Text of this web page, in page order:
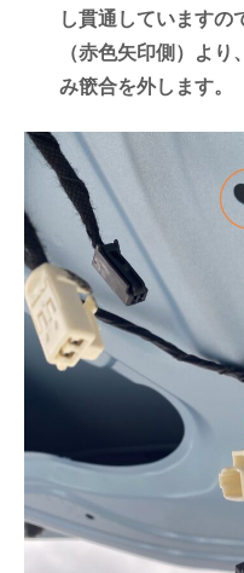
し貫通してい
（赤色矢印側）よ
み篏合を外します。